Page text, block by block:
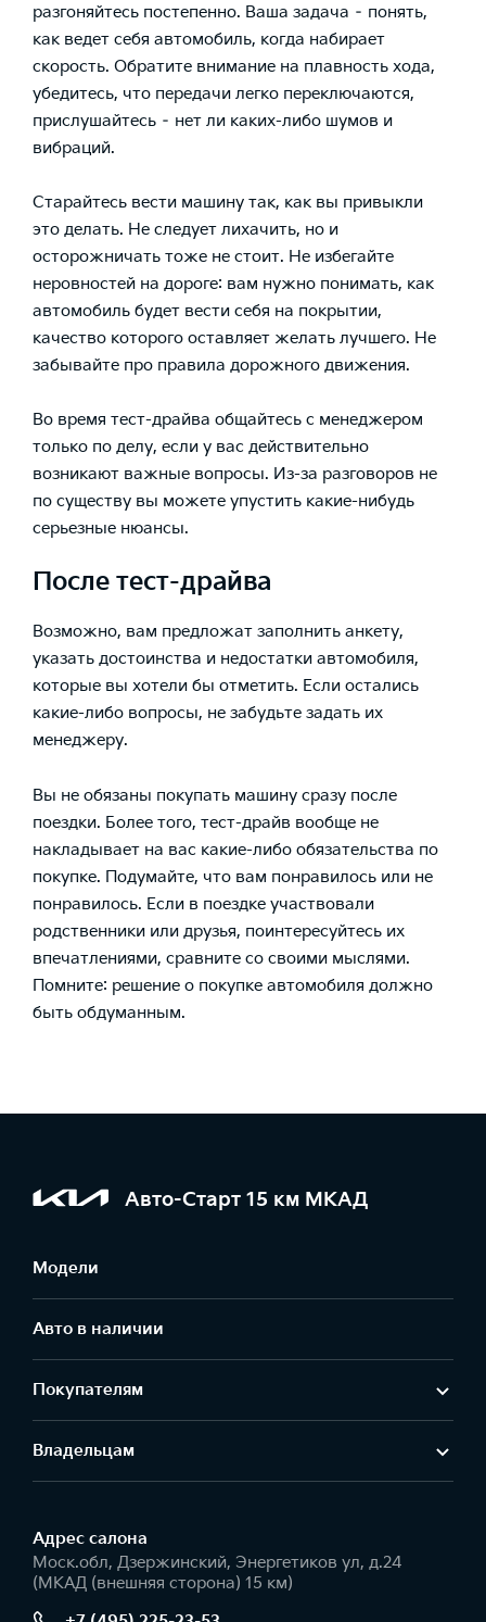
разгоняйтесь постепенно. Ваша задача – понять,
как ведет себя автомобиль, когда набирает
скорость. Обратите внимание на плавность хода,
убедитесь, что передачи легко переключаются,
прислушайтесь – нет ли каких-либо шумов и
вибраций.
Старайтесь вести машину так, как вы привыкли
это делать. Не следует лихачить, но и
осторожничать тоже не стоит. Не избегайте
неровностей на дороге: вам нужно понимать, как
автомобиль будет вести себя на покрытии,
качество которого оставляет желать лучшего. Не
забывайте про правила дорожного движения.
Во время тест-драйва общайтесь с менеджером
только по делу, если у вас действительно
возникают важные вопросы. Из-за разговоров не
по существу вы можете упустить какие-нибудь
серьезные нюансы.
После тест-драйва
Возможно, вам предложат заполнить анкету,
указать достоинства и недостатки автомобиля,
которые вы хотели бы отметить. Если остались
какие-либо вопросы, не забудьте задать их
менеджеру.
Вы не обязаны покупать машину сразу после
поездки. Более того, тест-драйв вообще не
накладывает на вас какие-либо обязательства по
покупке. Подумайте, что вам понравилось или не
понравилось. Если в поездке участвовали
родственники или друзья, поинтересуйтесь их
впечатлениями, сравните со своими мыслями.
Помните: решение о покупке автомобиля должно
быть обдуманным.
Авто-Старт 15 км МКАД
Модели
Авто в наличии
Покупателям
Владельцам
Адрес салонa
Моск.обл, Дзержинский, Энергетиков ул, д.24
(МКАД (внешняя сторона) 15 км)